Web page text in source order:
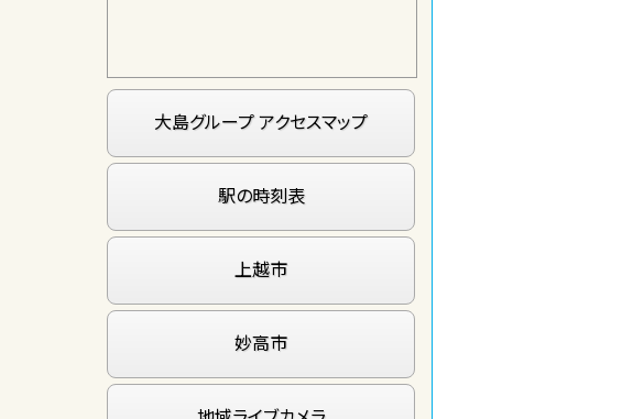
大島グループ アクセスマップ
駅の時刻表
上越市
妙高市